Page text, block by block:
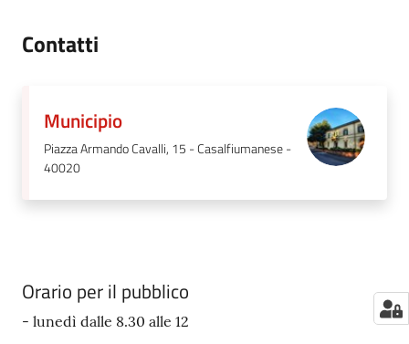
Contatti
Municipio
Piazza Armando Cavalli, 15 - Casalfiumanese -
40020
Orario per il pubblico
- lunedì dalle 8.30 alle 12